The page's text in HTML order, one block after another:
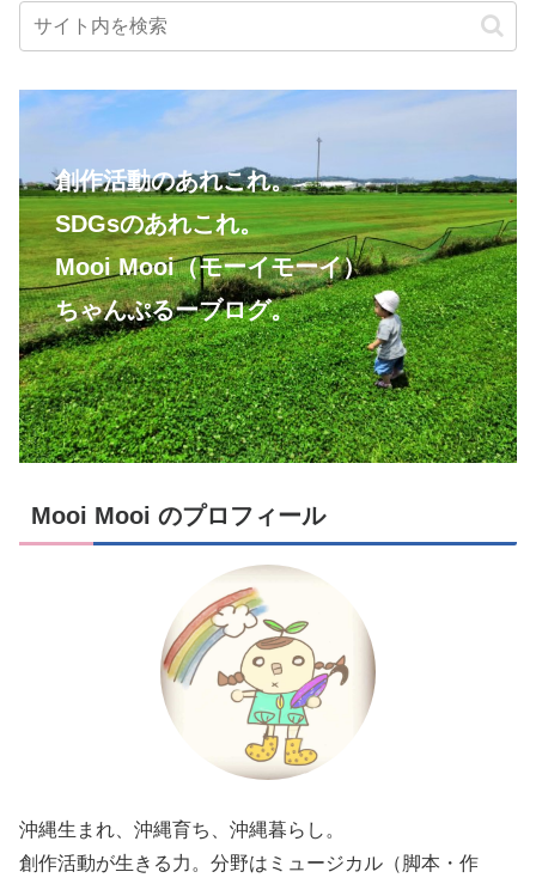
創作活動のあれこれ。
SDGsのあれこれ。
Mooi Mooi（モーイモーイ）
ちゃんぷるーブログ。
Mooi Mooi のプロフィール
沖縄生まれ、沖縄育ち、沖縄暮らし。
創作活動が生きる力。分野はミュージカル（脚本・作